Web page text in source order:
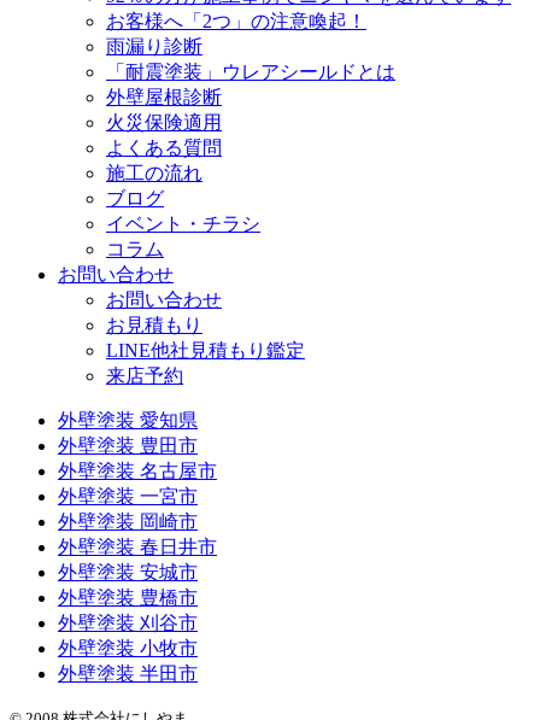
お客様へ「2つ」の注意喚起！
雨漏り診断
「耐震塗装」ウレアシールドとは
外壁屋根診断
火災保険適用
よくある質問
施工の流れ
ブログ
イベント・チラシ
コラム
お問い合わせ
お問い合わせ
お見積もり
LINE他社見積もり鑑定
来店予約
外壁塗装 愛知県
外壁塗装 豊田市
外壁塗装 名古屋市
外壁塗装 一宮市
外壁塗装 岡崎市
外壁塗装 春日井市
外壁塗装 安城市
外壁塗装 豊橋市
外壁塗装 刈谷市
外壁塗装 小牧市
外壁塗装 半田市